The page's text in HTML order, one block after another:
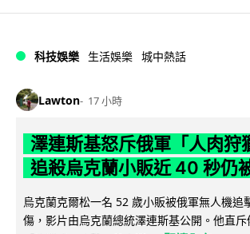
科技娛樂 生活娛樂 城中熱話
Lawton 17 小時
澤連斯基怒斥俄軍「人肉狩
追殺烏克蘭小販近 40 秒仍
烏克蘭克爾松一名 52 歲小販被俄軍無人機追
傷，影片由烏克蘭總統澤連斯基公開。他直